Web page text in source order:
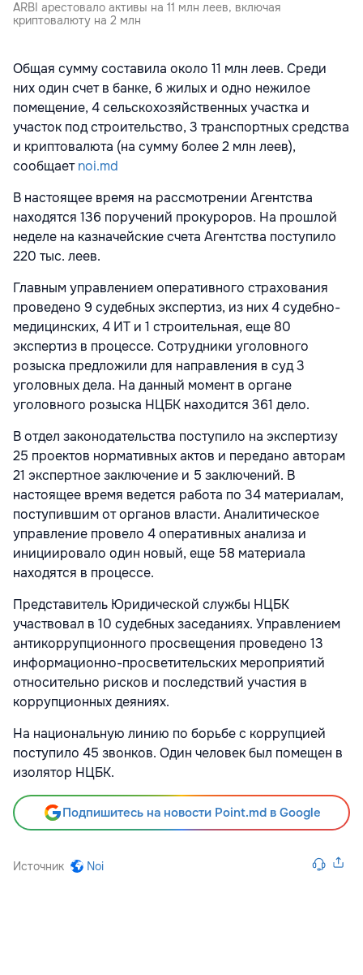
ARBI арестовало активы на 11 млн леев, включая
криптовалюту на 2 млн
Общая сумму составила около 11 млн леев. Среди
них один счет в банке, 6 жилых и одно нежилое
помещение, 4 сельскохозяйственных участка и
участок под строительство, 3 транспортных средства
и криптовалюта (на сумму более 2 млн леев),
сообщаетnoi.md
В настоящее время на рассмотрении Агентства
находятся 136 поручений прокуроров. На прошлой
неделе на казначейские счета Агентства поступило
220 тыс. леев.
Главным управлением оперативного страхования
проведено 9 судебных экспертиз, из них 4 судебно-
медицинских, 4 ИТ и 1 строительная, еще 80
экспертиз в процессе. Сотрудники уголовного
розыска предложили для направления в суд 3
уголовных дела. На данный момент в органе
уголовного розыска НЦБК находится 361 дело.
В отдел законодательства поступило на экспертизу
25 проектов нормативных актов и передано авторам
21 экспертное заключение и 5 заключений. В
настоящее время ведется работа по 34 материалам,
поступившим от органов власти. Аналитическое
управление провело 4 оперативных анализа и
инициировало один новый, еще 58 материала
находятся в процессе.
Представитель Юридической службы НЦБК
участвовал в 10 судебных заседаниях. Управлением
антикоррупционного просвещения проведено 13
информационно-просветительских мероприятий
относительно рисков и последствий участия в
коррупционных деяниях.
На национальную линию по борьбе с коррупцией
поступило 45 звонков. Один человек был помещен в
изолятор НЦБК.
Подпишитесь на новости Point.md в Google
Источник Noi